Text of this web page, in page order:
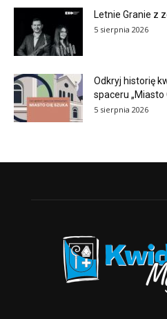
Letnie Granie z
5 sierpnia 2026
Odkryj historię
spaceru „Miasto
5 sierpnia 2026